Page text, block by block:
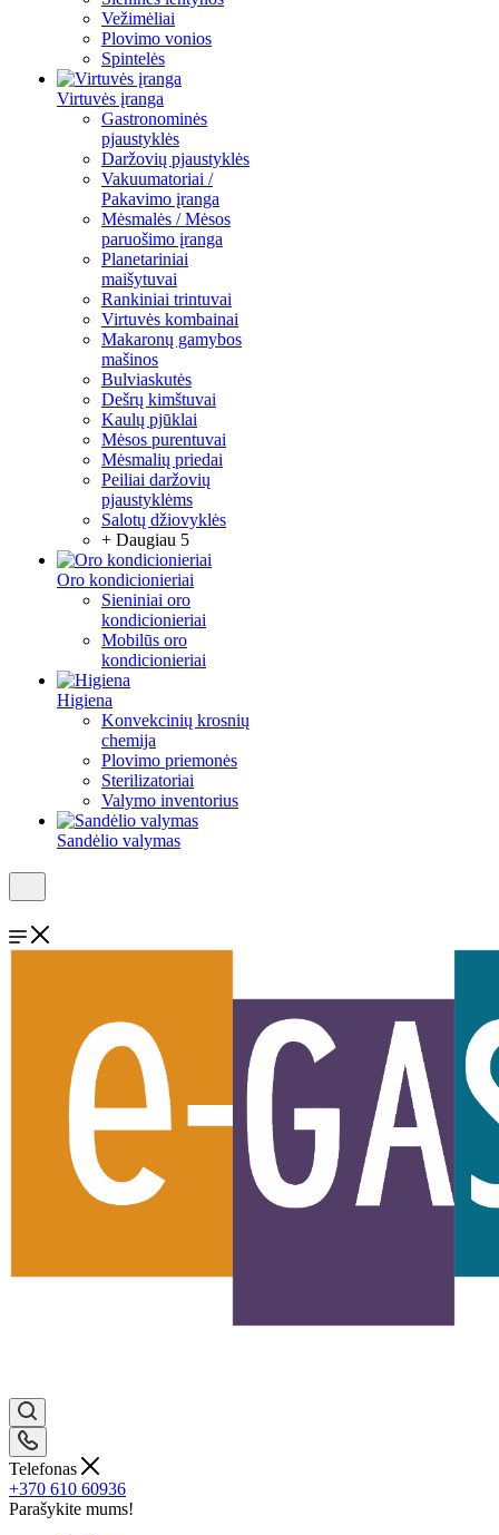
Vežimėliai
Plovimo vonios
Spintelės
Virtuvės įranga
Gastronominės
pjaustyklės
Daržovių pjaustyklės
Vakuumatoriai /
Pakavimo įranga
Mėsmalės / Mėsos
paruošimo įranga
Planetariniai
maišytuvai
Rankiniai trintuvai
Virtuvės kombainai
Makaronų gamybos
mašinos
Bulviaskutės
Dešrų kimštuvai
Kaulų pjūklai
Mėsos purentuvai
Mėsmalių priedai
Peiliai daržovių
pjaustyklėms
Salotų džiovyklės
+ Daugiau 5
Oro kondicionieriai
Sieniniai oro
kondicionieriai
Mobilūs oro
kondicionieriai
Higiena
Konvekcinių krosnių
chemija
Plovimo priemonės
Sterilizatoriai
Valymo inventorius
Sandėlio valymas
Telefonas
+370 610 60936
Parašykite mums!